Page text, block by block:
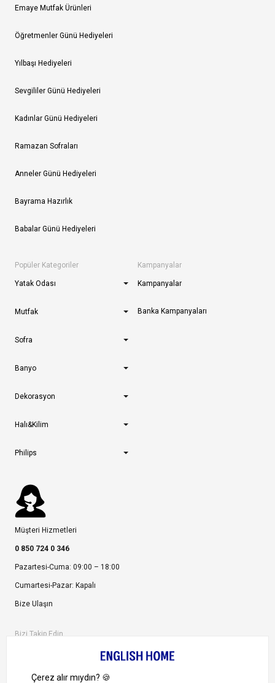
Emaye Mutfak Ürünleri
Öğretmenler Günü Hediyeleri
Yılbaşı Hediyeleri
Sevgililer Günü Hediyeleri
Kadınlar Günü Hediyeleri
Ramazan Sofraları
Anneler Günü Hediyeleri
Bayrama Hazırlık
Babalar Günü Hediyeleri
Popüler Kategoriler
Yatak Odası
Mutfak
Sofra
Banyo
Dekorasyon
Halı&Kilim
Philips
Kampanyalar
Kampanyalar
Banka Kampanyaları
Müşteri Hizmetleri
0 850 724 0 346
Pazartesi-Cuma: 09:00 – 18:00
Cumartesi-Pazar: Kapalı
Bize Ulaşın
Bizi Takip Edin